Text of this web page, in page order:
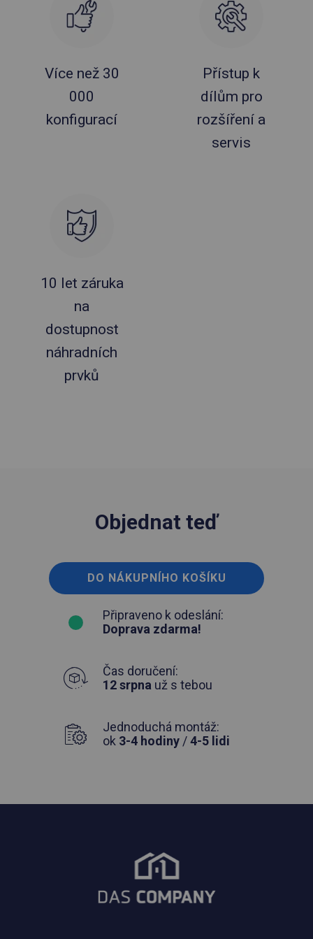
Více než 30
000
konfigurací
Přístup k
dílům pro
rozšíření a
servis
10 let záruka
na
dostupnost
náhradních
prvků
Objednat teď
DO NÁKUPNÍHO KOŠÍKU
Připraveno k odeslání:
Doprava zdarma!
Čas doručení:
12 srpna už s tebou
Jednoduchá montáž:
ok 3-4 hodiny /4-5 lidi